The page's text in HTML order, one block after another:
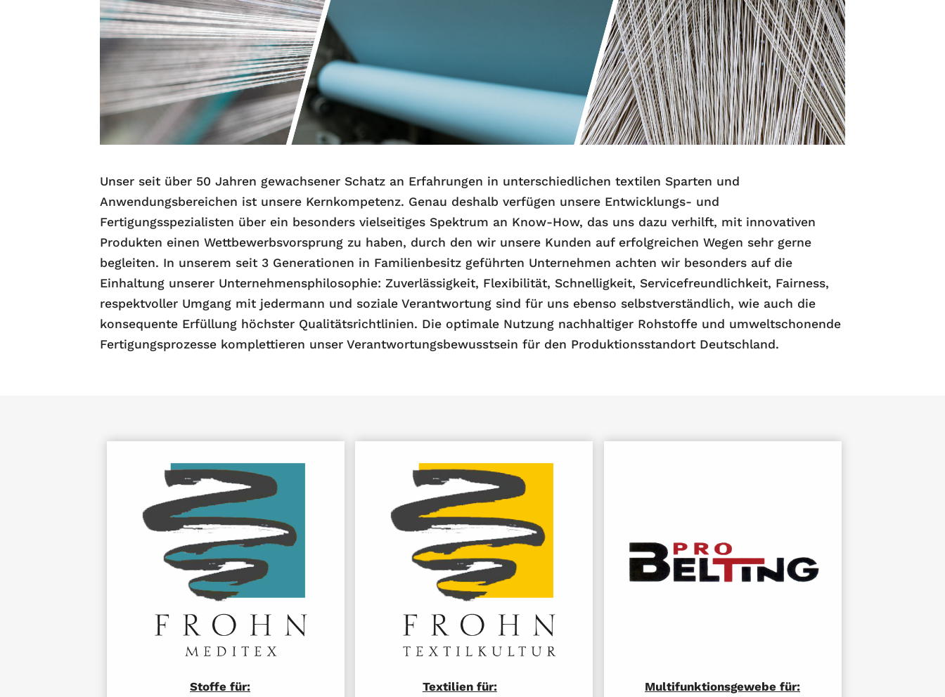
Unser seit über 50 Jahren gewachsener Schatz an Erfahrungen in unterschiedlichen textilen Sparten und
Anwendungsbereichen ist unsere Kernkompetenz. Genau deshalb verfügen unsere Entwicklungs- und
Fertigungsspezialisten über ein besonders vielseitiges Spektrum an Know-How, das uns dazu verhilft, mit innovativen
Produkten einen Wettbewerbsvorsprung zu haben, durch den wir unsere Kunden auf erfolgreichen Wegen sehr gerne
begleiten. In unserem seit 3 Generationen in Familienbesitz geführten Unternehmen achten wir besonders auf die
Einhaltung unserer Unternehmensphilosophie: Zuverlässigkeit, Flexibilität, Schnelligkeit, Servicefreundlichkeit, Fairness,
respektvoller Umgang mit jedermann und soziale Verantwortung sind für uns ebenso selbstverständlich, wie auch die
konsequente Erfüllung höchster Qualitätsrichtlinien. Die optimale Nutzung nachhaltiger Rohstoffe und umweltschonende
Fertigungsprozesse komplettieren unser Verantwortungsbewusstsein für den Produktionsstandort Deutschland.
Stoffe für: Textilien für: Multifunktionsgewebe für: